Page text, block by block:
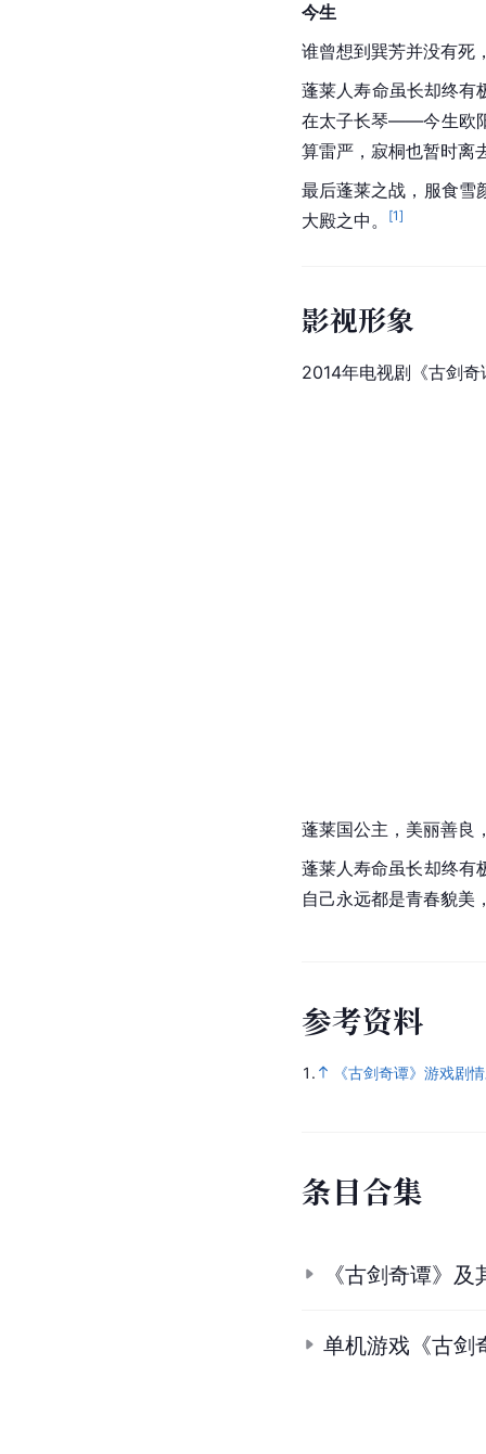
今生
谁曾想到巽芳并没有死
蓬莱人寿命虽长却终有
在太子长琴——今生欧
算雷严，寂桐也暂时离
最后蓬莱之战，服食雪
大殿之中。
[1]
影视形象
2014年电视剧《古剑奇
蓬莱国公主，美丽善良
蓬莱人寿命虽长却终有
自己永远都是青春貌美
参考资料
1. 《古剑奇谭》游戏剧
条目合集
《古剑奇谭》
单机游戏《古剑